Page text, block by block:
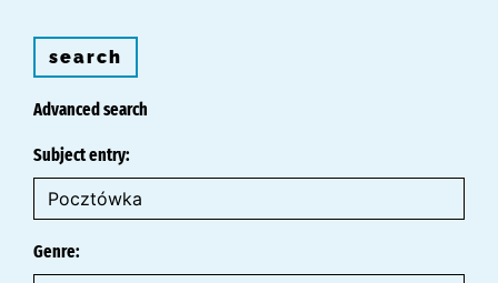
search
Advanced search
Subject entry:
Genre: